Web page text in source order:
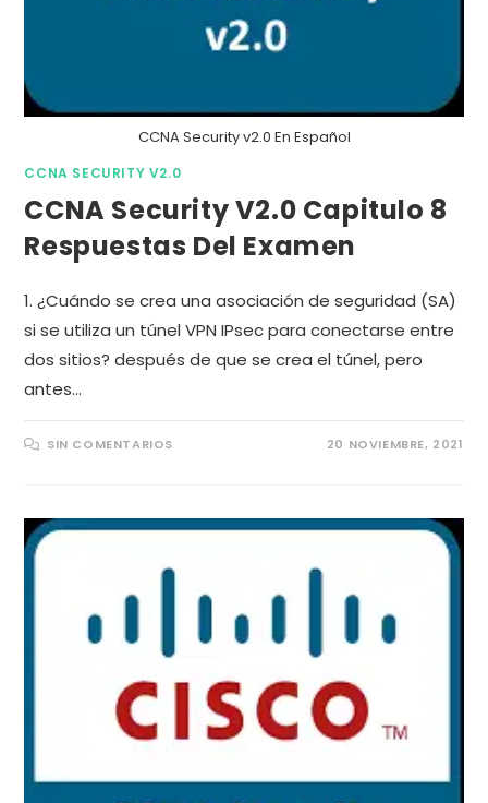
CCNA Security v2.0 En Español
CCNA SECURITY V2.0
CCNA Security V2.0 Capitulo 8
Respuestas Del Examen
1. ¿Cuándo se crea una asociación de seguridad (SA)
si se utiliza un túnel VPN IPsec para conectarse entre
dos sitios? después de que se crea el túnel, pero
antes…
SIN COMENTARIOS 20 NOVIEMBRE, 2021